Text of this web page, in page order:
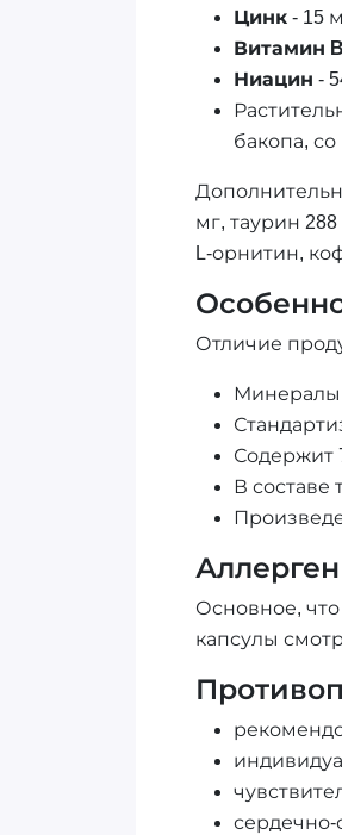
Цинк- 15
Витамин
Ниацин -
бакопа,
мг, таурин
L-орнитин,
Отличие
Минералы
Содержит
В составе
Основное,
капсулы
сердечно-